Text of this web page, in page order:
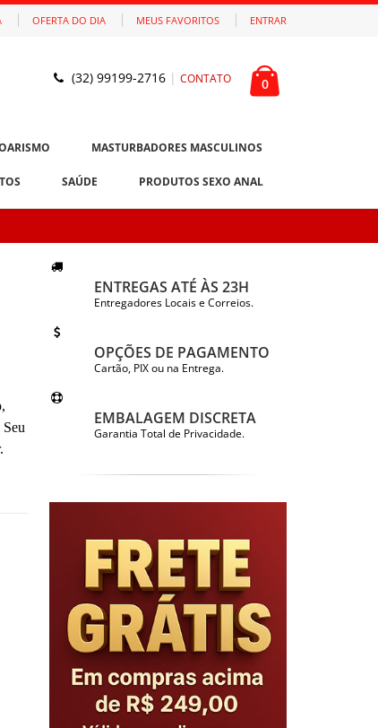
OFERTA DO DIA MEUS FAVORITOS ENTRAR
(32) 99199-2716 | CONTATO 0
MASTURBADORES MASCULINOS
SAÚDE PRODUTOS SEXO ANAL
ENTREGAS ATÉ ÀS 23H
Entregadores Locais e Correios.
OPÇÕES DE PAGAMENTO
Cartão, PIX ou na Entrega.
EMBALAGEM DISCRETA
Garantia Total de Privacidade.